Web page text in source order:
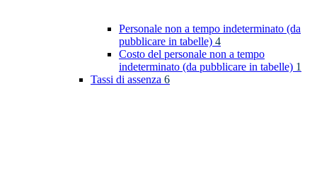
Personale non a tempo indeterminato (da
pubblicare in tabelle) 4
Costo del personale non a tempo
indeterminato (da pubblicare in tabelle) 1
Tassi di assenza 6